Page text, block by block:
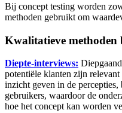
Bij concept testing worden
methoden gebruikt om
Kwalitatieve methoden
Diepte-interviews:
potentiële klanten zijn
inzicht geven in de
gebruikers, waardoor de
hoe het concept kan worden